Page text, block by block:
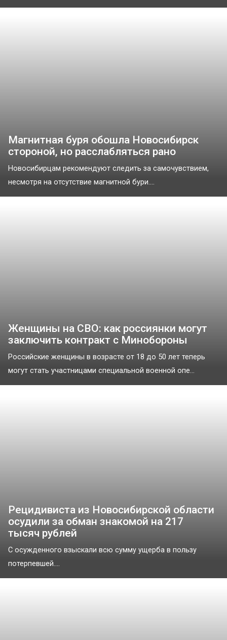
Магнитная буря обошла Новосибирск
стороной, но расслабляться рано
Новосибирцам рекомендуют следить за самочувствием,
несмотря на отсутствие магнитной бури....
Женщины на СВО: как россиянки могут
заключить контракт с Минобороны
Российские женщины в возрасте от 18 до 50 лет теперь
могут стать участницами специальной военной опе...
Рецидивиста из Новосибирской области
осудили за обман знакомой на 217
тысяч рублей
С осужденного взыскали всю сумму ущерба в пользу
потерпевшей....